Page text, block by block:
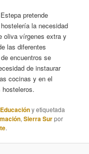
pretende
la necesidad
oliva vírgenes extra y
las diferentes
encuentros se
de instaurar
cocinas y en el
Educacióny etiquetada
,Sierra Surpor
.